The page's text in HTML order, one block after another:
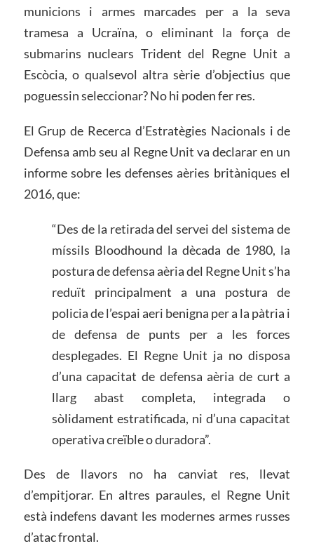
municions i armes marcades per a la seva
tramesa a Ucraïna, o eliminant la força de
submarins nuclears Trident del Regne Unit a
Escòcia, o qualsevol altra sèrie d’objectius que
poguessin seleccionar? No hi poden fer res.
El Grup de Recerca d’Estratègies Nacionals i de
Defensa amb seu al Regne Unit va declarar en un
informe sobre les defenses aèries britàniques el
2016, que:
“Des de la retirada del servei del sistema de
míssils Bloodhound la dècada de 1980, la
postura de defensa aèria del Regne Unit s’ha
reduït principalment a una postura de
policia de l’espai aeri benigna per a la pàtria i
de defensa de punts per a les forces
desplegades. El Regne Unit ja no disposa
d’una capacitat de defensa aèria de curt a
llarg abast completa, integrada o
sòlidament estratificada, ni d’una capacitat
operativa creïble o duradora”.
Des de llavors no ha canviat res, llevat
d’empitjorar. En altres paraules, el Regne Unit
està indefens davant les modernes armes russes
d’atac frontal.